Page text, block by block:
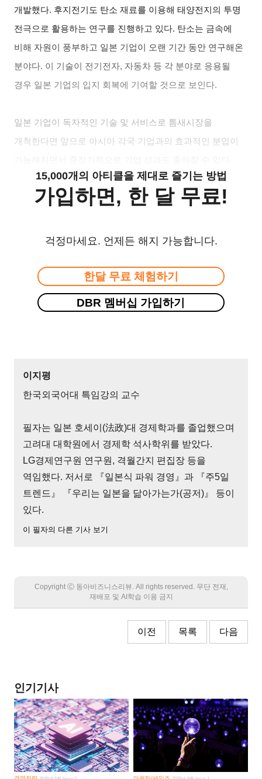
개발했다. 후지전기도 탄소 재료를 이용해 태양전지의 투명
전극으로 활용하는 연구를 진행하고 있다. 탄소는 금속에
비해 자원이 풍부하고 일본 기업이 오랜 기간 동안 연구해온
분야다. 이 기술이 전기전자, 자동차 등 각 분야로 응용될
경우 일본 기업의 입지 회복에 기여할 것으로 보인다.
일본 기업이 독자적인 기술 및 서비스로 틈새시장을
개척한다면 앞으로 아시아 각국 기업과의 효과적인 분업이
15,000개의 아티클을 제대로 즐기는 방법
가입하면, 한 달 무료!
걱정마세요. 언제든 해지 가능합니다.
한달 무료 체험하기
DBR 멤버십 가입하기
이지평
한국외국어대 특임강의 교수
필자는 일본 호세이(法政)대 경제학과를 졸업했으며
고려대 대학원에서 경제학 석사학위를 받았다.
LG경제연구원 연구원, 격월간지 편집장 등을
역임했다. 저서로 『일본식 파워 경영』과 『주5일
트렌드』 『우리는 일본을 닮아가는가(공저)』 등이
있다.
이 필자의 다른 기사 보기
Copyright Ⓒ 동아비즈니스리뷰. All rights reserved. 무단 전재,
재배포 및 AI학습 이용 금지
이전 목록 다음
인기기사